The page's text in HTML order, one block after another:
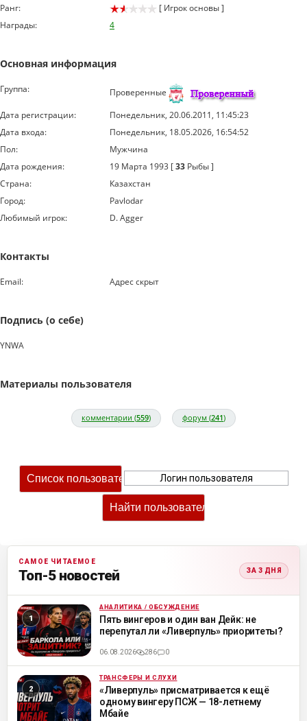
Ранг:
[ Игрок основы ]
Награды:
4
Основная информация
Группа:
Проверенные
Дата регистрации:
Понедельник, 20.06.2011, 11:45:23
Дата входа:
Понедельник, 18.05.2026, 16:54:52
Пол:
Мужчина
Дата рождения:
19 Марта 1993 [33 Рыбы ]
Страна:
Казахстан
Город:
Pavlodar
Любимый игрок:
D. Agger
Контакты
Email: Адрес скрыт
Подпись (о себе)
YNWA
Материалы пользователя
комментарии (559) форум (241)
САМОЕ ЧИТАЕМОЕ
Топ-5 новостей ЗА 3 ДНЯ
ML АНАЛИТИКА / ОБСУЖДЕНИЕ
Пять вингеров и один ван Дейк: не
перепутал ли «Ливерпуль» приоритеты?
06.08.2026 286 0
ML ТРАНСФЕРЫ И СЛУХИ
«Ливерпуль» присматривается к ещё
одному вингеру ПСЖ — 18-летнему
Мбайе